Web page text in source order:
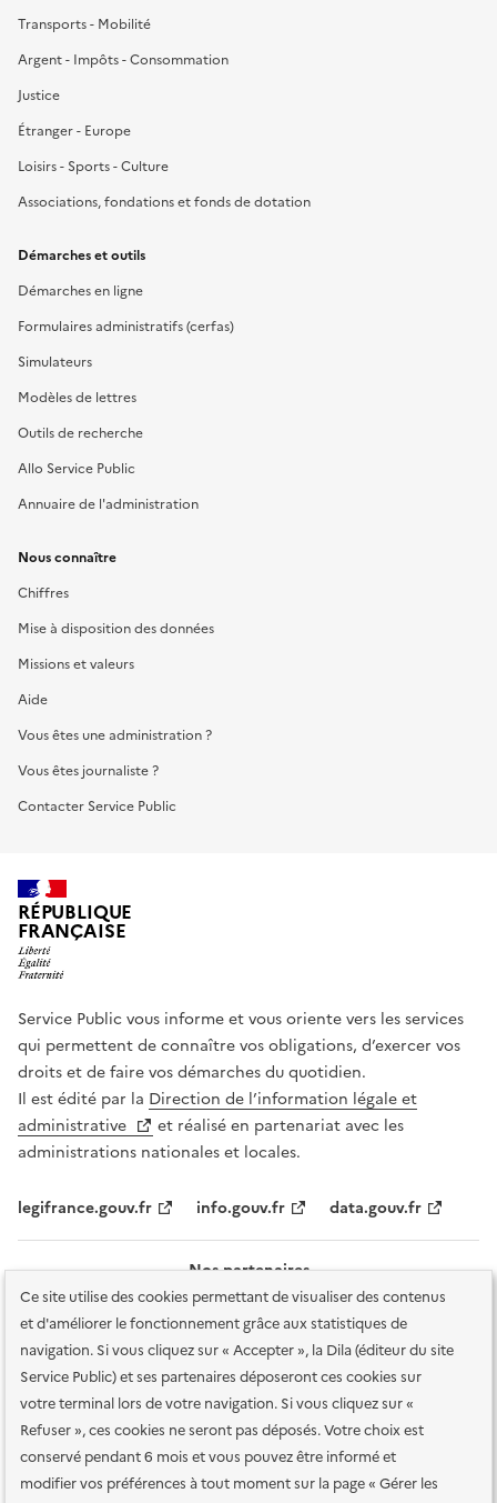
Ce site utilise des cookies permettant de visualiser des contenus
et d'améliorer le fonctionnement grâce aux statistiques de
navigation. Si vous cliquez sur « Accepter », la Dila (éditeur du site
Service Public) et ses partenaires déposeront ces cookies sur
votre terminal lors de votre navigation. Si vous cliquez sur «
Refuser », ces cookies ne seront pas déposés. Votre choix est
conservé pendant 6 mois et vous pouvez être informé et
modifier vos préférences à tout moment sur la page « Gérer les
Transports - Mobilité
Argent - Impôts - Consommation
Justice
Étranger - Europe
Loisirs - Sports - Culture
Associations, fondations et fonds de dotation
Démarches et outils
Démarches en ligne
Formulaires administratifs (cerfas)
Simulateurs
Modèles de lettres
Outils de recherche
Allo Service Public
Annuaire de l'administration
Nous connaître
Chiffres
Mise à disposition des données
Missions et valeurs
Aide
Vous êtes une administration ?
Vous êtes journaliste ?
Contacter Service Public
RÉPUBLIQUE
FRANÇAISE
Service Public vous informe et vous oriente vers les services
qui permettent de connaître vos obligations, d’exercer vos
droits et de faire vos démarches du quotidien.
Il est édité par la Direction de l’information légale et
administrative
et réalisé en partenariat avec les
administrations nationales et locales.
legifrance.gouv.fr info.gouv.fr data.gouv.fr
Nos partenaires
Plan du site Accessibilité : totalement conforme
Accessibilité des
services en ligne Mentions légales Données personnelles et sécurité
Conditions générales d'utilisation Gestion des cookies